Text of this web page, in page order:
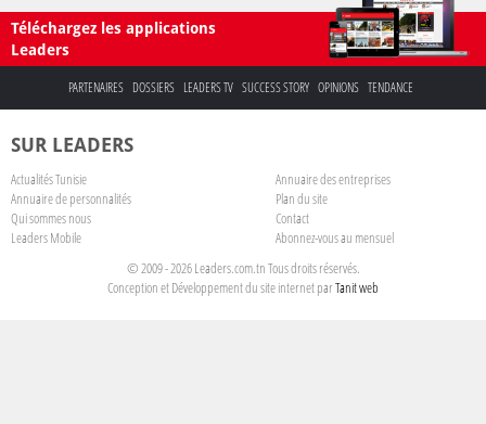
Téléchargez les applications
Leaders
PARTENAIRES DOSSIERS LEADERS TV SUCCESS STORY OPINIONS TENDANCE
SUR LEADERS
Actualités Tunisie
Annuaire des entreprises
Annuaire de personnalités
Plan du site
Qui sommes nous
Contact
Leaders Mobile
Abonnez-vous au mensuel
© 2009 - 2026 Leaders.com.tn Tous droits réservés.
Conception et Développement du site internet parTanit web